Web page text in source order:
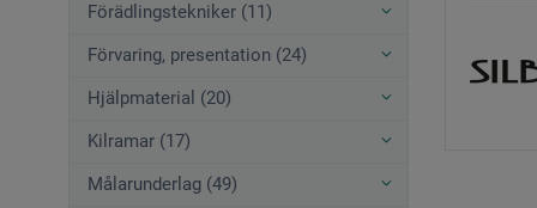
Förädlingstekniker (11)
Förvaring, presentation (24)
Hjälpmaterial (20)
Kilramar (17)
Målarunderlag (49)